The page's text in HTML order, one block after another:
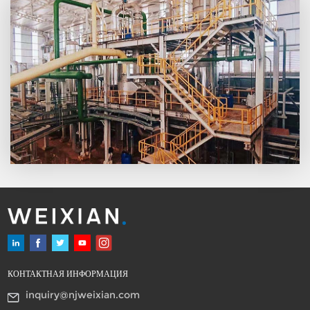
концентрацией, система
может разбавить его по
требованию в любое время.
Это значительно повышает
гибкость и удобство
производства и продаж.
Кроме того, система может
поставляться в виде блочного
агрегата. Для немедленной
эксплуатации достаточно
подключить к системе
готовой продукции. Полный
необходимое оборудование
для оперативного
производства, панель
КОНТАКТНАЯ ИНФОРМАЦИЯ
inquiry@njweixian.com